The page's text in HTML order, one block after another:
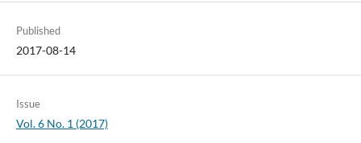
Published
2017-08-14
Issue
Vol. 6 No. 1 (2017)